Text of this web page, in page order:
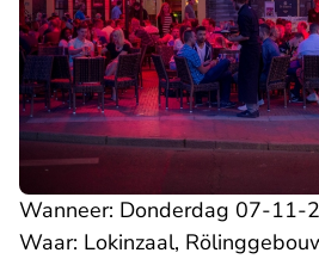
Wanneer: Donderdag 07-11-
Waar: Lokinzaal,